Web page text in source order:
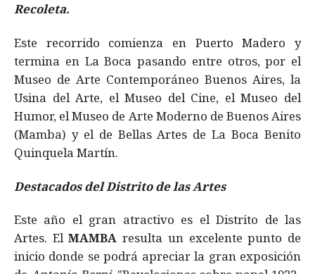
Recoleta.
Este recorrido comienza en Puerto Madero y
termina en La Boca pasando entre otros, por el
Museo de Arte Contemporáneo Buenos Aires, la
Usina del Arte, el Museo del Cine, el Museo del
Humor, el Museo de Arte Moderno de Buenos Aires
(Mamba) y el de Bellas Artes de La Boca Benito
Quinquela Martín.
Destacados del Distrito de las Artes
Este año el gran atractivo es el Distrito de las
Artes. ElMAMBA resulta un excelente punto de
inicio donde se podrá apreciar la gran exposición